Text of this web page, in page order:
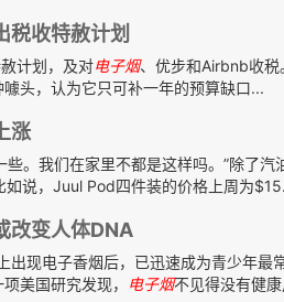
税收特赦计划
计划，及对电子烟、优步和Airbnb收
头，认为它只可补一年的预算缺口...
涨
些。我们在家里不都是这样吗。”除了
如说，Juul Pod四件装的价格上周为
改变人体DNA
出现电子香烟后，已迅速成为青少年
美国研究发现，
电子烟不见得没有健